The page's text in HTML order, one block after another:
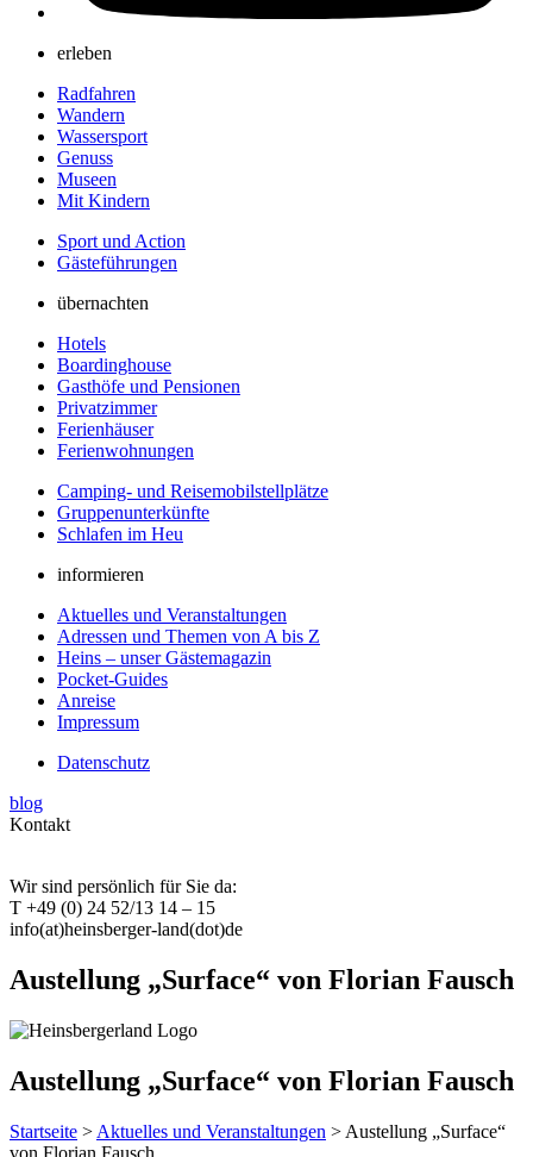
erleben
Radfahren
Wandern
Wassersport
Genuss
Museen
Mit Kindern
Sport und Action
Gästeführungen
übernachten
Hotels
Boardinghouse
Gasthöfe und Pensionen
Privatzimmer
Ferienhäuser
Ferienwohnungen
Camping- und Reisemobilstellplätze
Gruppenunterkünfte
Schlafen im Heu
informieren
Aktuelles und Veranstaltungen
Adressen und Themen von A bis Z
Heins – unser Gästemagazin
Pocket-Guides
Anreise
Impressum
Datenschutz
blog
Kontakt
Wir sind persönlich für Sie da:
T +49 (0) 24 52/13 14 – 15
info(at)heinsberger-land(dot)de
Austellung „Surface“ von Florian Fausch
Austellung „Surface“ von Florian Fausch
Startseite > Aktuelles und Veranstaltungen > Austellung „Surface“
von Florian Fausch